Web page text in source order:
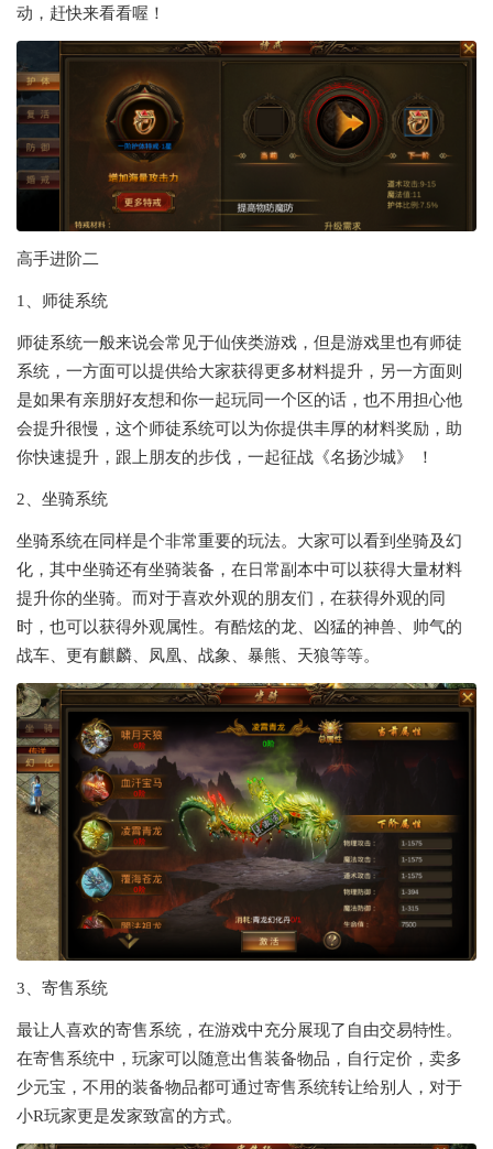
动，赶快来看看喔！
高手进阶二
1、师徒系统
师徒系统一般来说会常见于仙侠类游戏，但是游戏里也有师徒
系统，一方面可以提供给大家获得更多材料提升，另一方面则
是如果有亲朋好友想和你一起玩同一个区的话，也不用担心他
会提升很慢，这个师徒系统可以为你提供丰厚的材料奖励，助
你快速提升，跟上朋友的步伐，一起征战《名扬沙城》 ！
2、坐骑系统
坐骑系统在同样是个非常重要的玩法。大家可以看到坐骑及幻
化，其中坐骑还有坐骑装备，在日常副本中可以获得大量材料
提升你的坐骑。而对于喜欢外观的朋友们，在获得外观的同
时，也可以获得外观属性。有酷炫的龙、凶猛的神兽、帅气的
战车、更有麒麟、凤凰、战象、暴熊、天狼等等。
3、寄售系统
最让人喜欢的寄售系统，在游戏中充分展现了自由交易特性。
在寄售系统中，玩家可以随意出售装备物品，自行定价，卖多
少元宝，不用的装备物品都可通过寄售系统转让给别人，对于
小R玩家更是发家致富的方式。